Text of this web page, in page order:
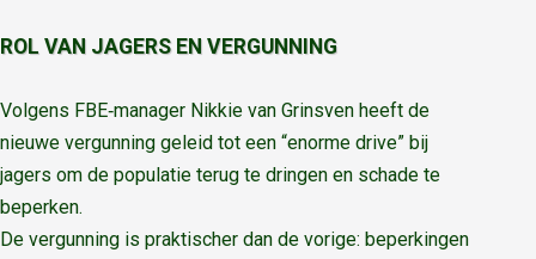
ROL VAN JAGERS EN VERGUNNING
Volgens FBE‑manager Nikkie van Grinsven heeft de
nieuwe vergunning geleid tot een “enorme drive” bij
jagers om de populatie terug te dringen en schade te
beperken.
De vergunning is praktischer dan de vorige: beperkingen